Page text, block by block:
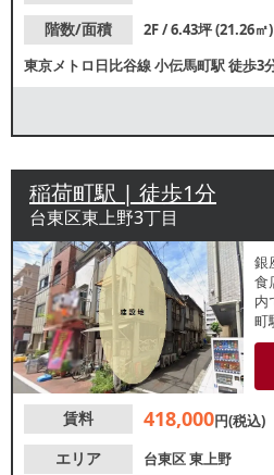
階数/面積
2F / 6.43坪 (21.26㎡)
東京メトロ日比谷線小伝馬町駅徒歩3
稲荷町駅 | 徒歩1分
台東区東上野3丁目
銀
食
内
町
は
だ
賃料 418,000円(税込)
エリア
台東区東上野